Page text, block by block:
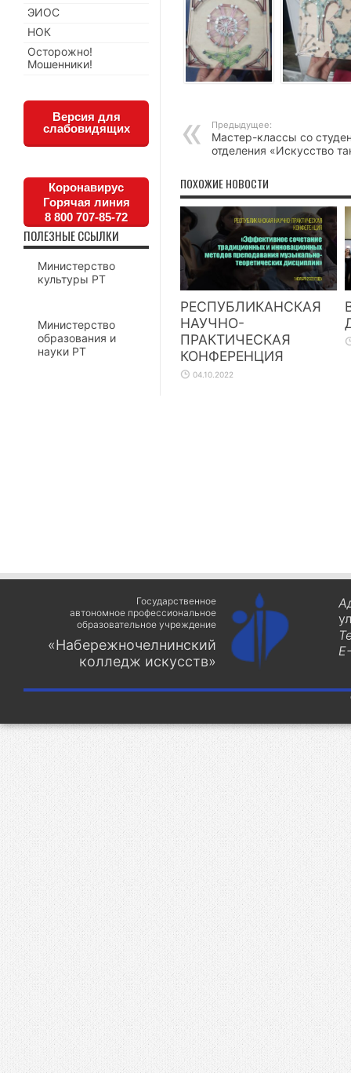
Предыдущее:
Мастер-классы со
отделения «Искусство
ПОХОЖИЕ НОВОСТИ
РЕСПУБЛИКАНСКАЯ
НАУЧНО-
ПРАКТИЧЕСКАЯ
КОНФЕРЕНЦИЯ
04.10.2022
ЭИОС
НОК
Осторожно!
Мошенники!
Версия для
слабовидящих
Коронавирус
Горячая линия
8 800 707-85-72
ПОЛЕЗНЫЕ ССЫЛКИ
Министерство
культуры РТ
Министерство
образования и
науки РТ
Государственное
автономное профессиональное
образовательное учреждение
«Набережночелнинский
колледж искусств»